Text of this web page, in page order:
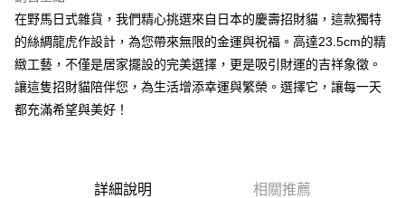
運送方式
全家取貨付款
每筆NT$65，滿NT$999(含以上)免運費
付款後全家取貨
每筆NT$65，滿NT$999(含以上)免運費
在野馬日式雜貨，我們精心挑選來自日本的慶壽招財貓，這款獨特
的絲綢龍虎作設計，為您帶來無限的金運與祝福。高達23.5cm的精
緻工藝，不僅是居家擺設的完美選擇，更是吸引財運的吉祥象徵。
讓這隻招財貓陪伴您，為生活增添幸運與繁榮。選擇它，讓每一天
都充滿希望與美好！
詳細說明 相關推薦